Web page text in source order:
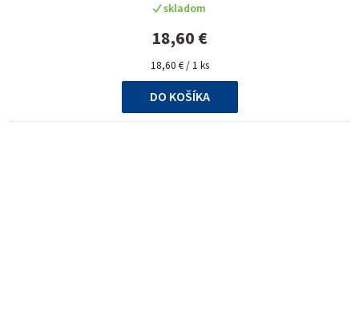
skladom
18,60 €
Jednotková
cena:
18,60 € / 1 ks
DO KOŠÍKA